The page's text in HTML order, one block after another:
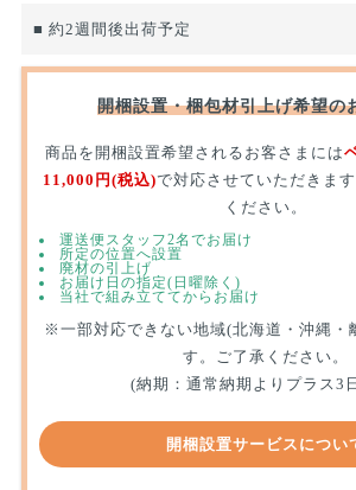
■ 約2週間後出荷予定
開梱設置・梱包材引上げ希望の
商品を開梱設置希望されるお客さまには
11,000円(税込)で対応させていただきま
ください。
運送便スタッフ2名でお届け
所定の位置へ設置
廃材の引上げ
お届け日の指定(日曜除く)
当社で組み立ててからお届け
※一部対応できない地域(北海道・沖縄・
す。ご了承ください。
(納期：通常納期よりプラス3
開梱設置サービスについ